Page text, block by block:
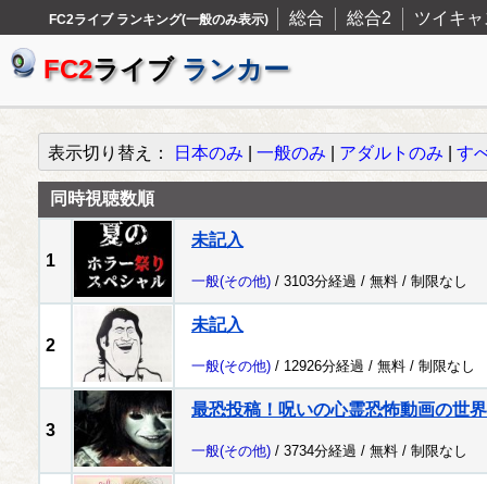
FC2ライブ ランキング(一般のみ表示) 総合 総合2 ツイキャ
FC2ライブ ランカー
表示切り替え： 日本のみ 一般のみ アダルトのみ す
同時視聴数順
1
未記入
一般(その他) / 3103分経過 / 無料 / 制限なし
2
未記入
一般(その他) / 12926分経過 / 無料 / 制限なし
3
最恐投稿！呪いの心霊恐怖動画の世界
一般(その他) / 3734分経過 / 無料 / 制限なし